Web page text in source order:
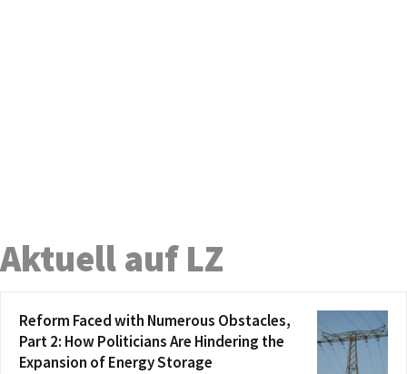
Aktuell auf LZ
Reform Faced with Numerous Obstacles,
Part 2: How Politicians Are Hindering the
Expansion of Energy Storage